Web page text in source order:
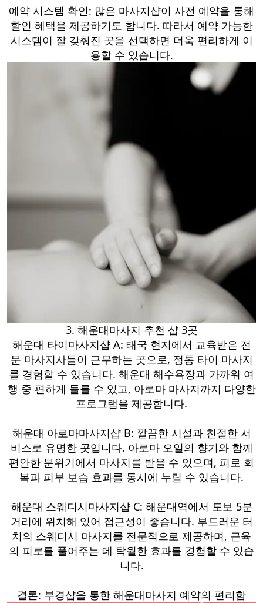
예약 시스템 확인: 많은 마사지샵이 사전 예약을 통해
할인 혜택을 제공하기도 합니다. 따라서 예약 가능한
시스템이 잘 갖춰진 곳을 선택하면 더욱 편리하게 이
용할 수 있습니다.
3. 해운대마사지 추천 샵 3곳
해운대 타이마사지샵 A: 태국 현지에서 교육받은 전
문 마사지사들이 근무하는 곳으로, 정통 타이 마사지
를 경험할 수 있습니다. 해운대 해수욕장과 가까워 여
행 중 편하게 들를 수 있고, 아로마 마사지까지 다양한
프로그램을 제공합니다.
해운대 아로마마사지샵 B: 깔끔한 시설과 친절한 서
비스로 유명한 곳입니다. 아로마 오일의 향기와 함께
편안한 분위기에서 마사지를 받을 수 있으며, 피로 회
복과 피부 보습 효과를 동시에 누릴 수 있습니다.
해운대 스웨디시마사지샵 C: 해운대역에서 도보 5분
거리에 위치해 있어 접근성이 좋습니다. 부드러운 터
치의 스웨디시 마사지를 전문적으로 제공하며, 근육
의 피로를 풀어주는 데 탁월한 효과를 경험할 수 있습
니다.
결론: 부경샵을 통한 해운대마사지 예약의 편리함